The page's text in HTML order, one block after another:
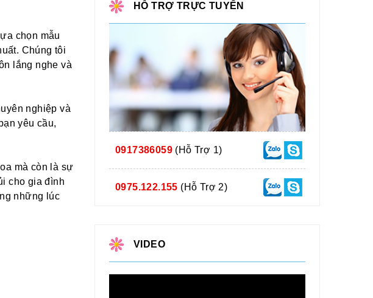
chọn mẫu
Chúng tôi
lắng nghe và
nghiệp và
yêu cầu,
mà còn là sự
cho gia đình
những lúc
HỖ TRỢ TRỰC TUYẾN
0917386059 (Hỗ Trợ 1)
0975.122.155 (Hỗ Trợ 2)
VIDEO